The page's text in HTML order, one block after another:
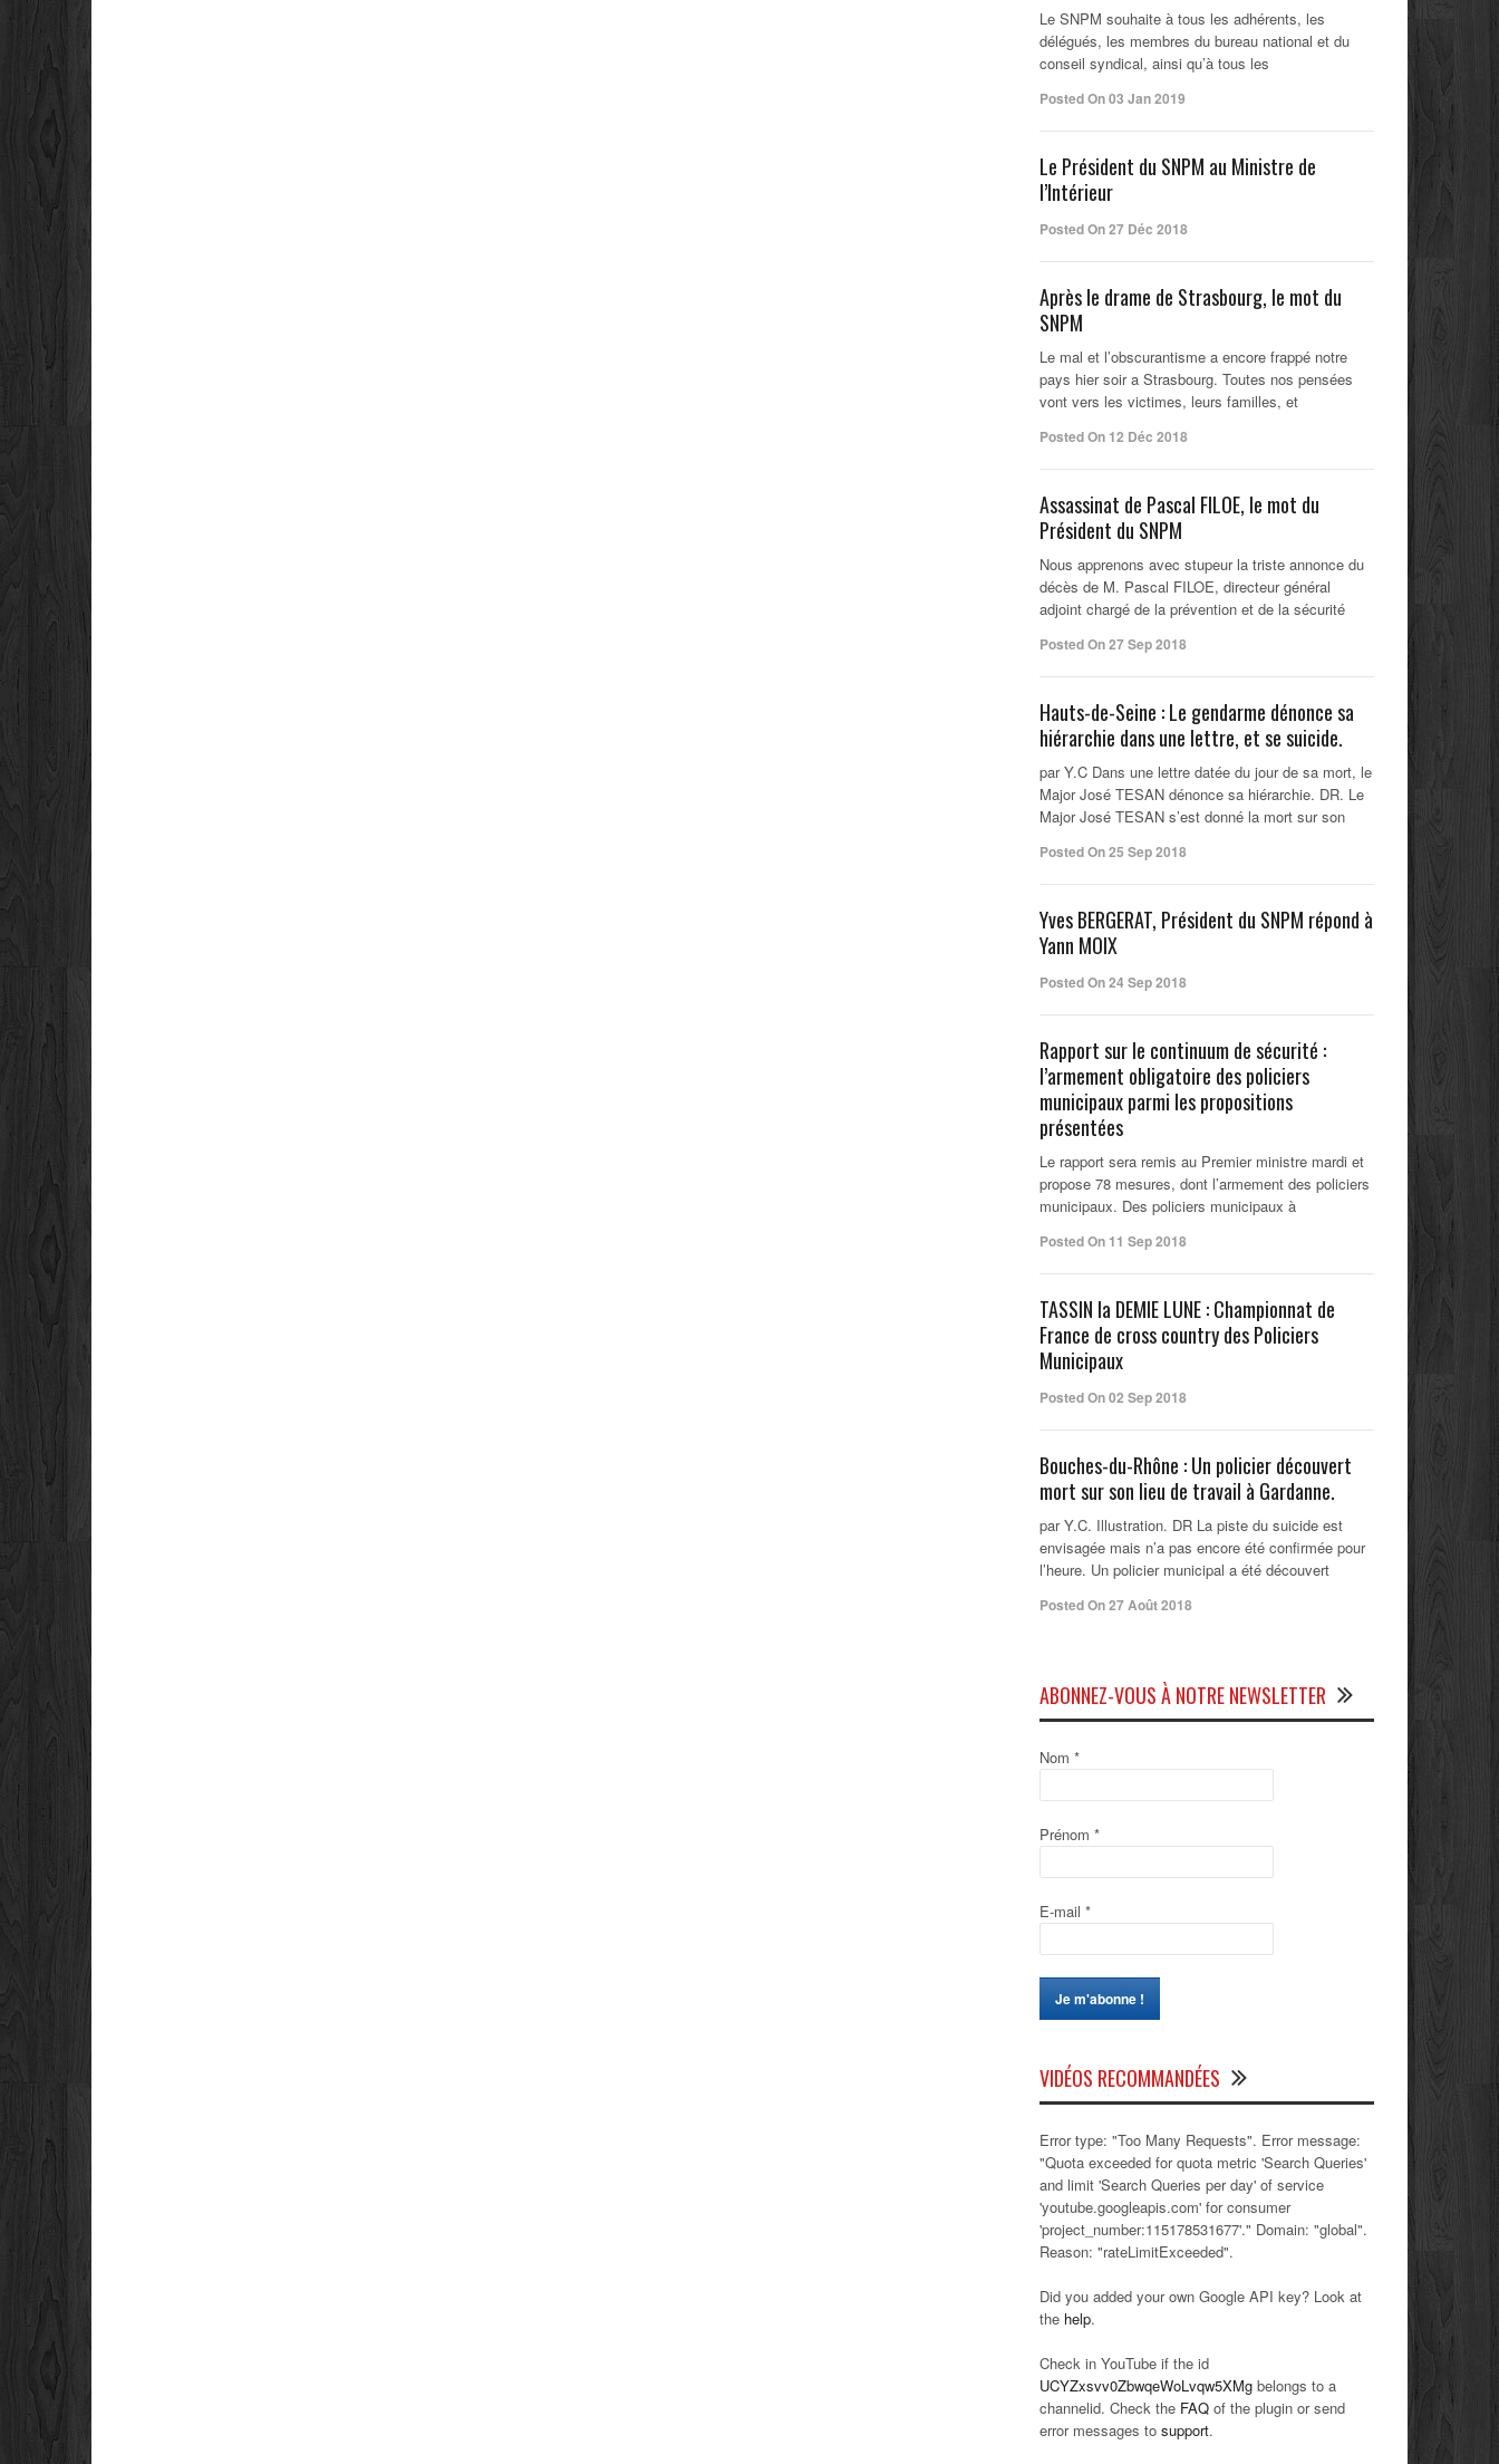
Le SNPM souhaite à tous les adhérents, les
délégués, les membres du bureau national et du
conseil syndical, ainsi qu’à tous les
Posted On 03 Jan 2019
Le Président du SNPM au Ministre de
l’Intérieur
Posted On 27 Déc 2018
Après le drame de Strasbourg, le mot du
SNPM
Le mal et l’obscurantisme a encore frappé notre
pays hier soir a Strasbourg. Toutes nos pensées
vont vers les victimes, leurs familles, et
Posted On 12 Déc 2018
Assassinat de Pascal FILOE, le mot du
Président du SNPM
Nous apprenons avec stupeur la triste annonce du
décès de M. Pascal FILOE, directeur général
adjoint chargé de la prévention et de la sécurité
Posted On 27 Sep 2018
Hauts-de-Seine : Le gendarme dénonce sa
hiérarchie dans une lettre, et se suicide.
par Y.C Dans une lettre datée du jour de sa mort, le
Major José TESAN dénonce sa hiérarchie. DR. Le
Major José TESAN s’est donné la mort sur son
Posted On 25 Sep 2018
Yves BERGERAT, Président du SNPM répond à
Yann MOIX
Posted On 24 Sep 2018
Rapport sur le continuum de sécurité :
l’armement obligatoire des policiers
municipaux parmi les propositions
présentées
Le rapport sera remis au Premier ministre mardi et
propose 78 mesures, dont l’armement des policiers
municipaux. Des policiers municipaux à
Posted On 11 Sep 2018
TASSIN la DEMIE LUNE : Championnat de
France de cross country des Policiers
Municipaux
Posted On 02 Sep 2018
Bouches-du-Rhône : Un policier découvert
mort sur son lieu de travail à Gardanne.
par Y.C. Illustration. DR La piste du suicide est
envisagée mais n’a pas encore été confirmée pour
l’heure. Un policier municipal a été découvert
Posted On 27 Août 2018
ABONNEZ-VOUS À NOTRE NEWSLETTER
Nom *
Prénom *
E-mail *
VIDÉOS RECOMMANDÉES
Error type: "Too Many Requests". Error message:
"Quota exceeded for quota metric 'Search Queries'
and limit 'Search Queries per day' of service
'youtube.googleapis.com' for consumer
'project_number:115178531677'." Domain: "global".
Reason: "rateLimitExceeded".
Did you added your own Google API key? Look at
the help.
Check in YouTube if the id
UCYZxsvv0ZbwqeWoLvqw5XMg belongs to a
channelid. Check the FAQ of the plugin or send
error messages to support.